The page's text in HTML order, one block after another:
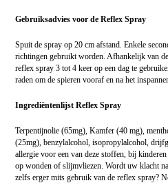
Gebruiksadvies voor de Reflex Spray
Spuit de spray op 20 cm afstand. Enkele
richtingen gebruikt worden. Afhankelijk van
reflex spray 3 tot 4 keer op een dag te
raden om de spieren vooraf en na het
Ingrediëntenlijst Reflex Spray
Terpentijnolie (65mg), Kamfer (40 mg),
(25mg), benzylalcohol, isopropylalcohol,
allergie voor een van deze stoffen, bij
op wonden of slijmvliezen. Wordt uw klacht
zelfs erger mits gebruik van de reflex spray?